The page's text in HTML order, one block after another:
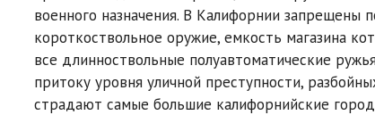
военного назначения. В Калифорнии запрещены
короткоствольное оружие, емкость магазина
все длинноствольные полуавтоматические
притоку уровня уличной преступности,
страдают самые большие калифорнийские